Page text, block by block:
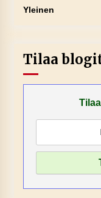
Yleinen
Tilaa